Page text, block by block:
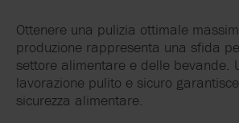
Ottenere una pulizia ottimale
produzione rappresenta una sfida
settore alimentare e delle bevande.
lavorazione pulito e sicuro
sicurezza alimentare.